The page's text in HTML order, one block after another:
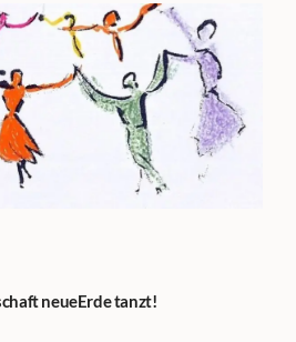
neueErde tanzt!